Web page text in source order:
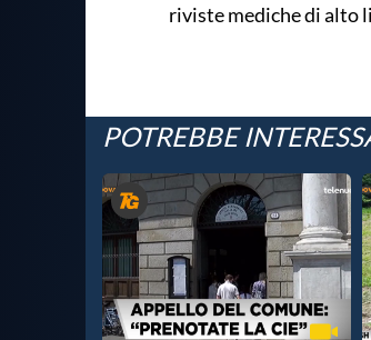
riviste mediche di alto
POTREBBE